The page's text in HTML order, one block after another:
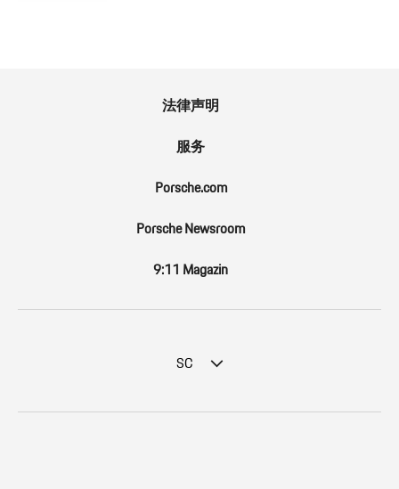
法律声明
服务
Porsche.com
Porsche Newsroom
9:11 Magazin
SC